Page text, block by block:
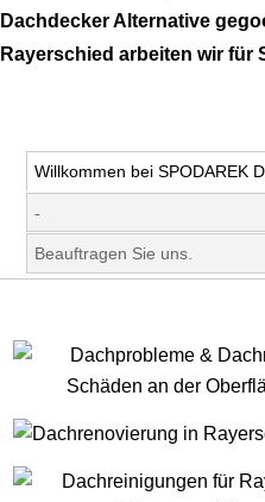
Dachdecker Alternative
Rayerschied arbeiten wir für
Willkommen bei SPODAREK
-
Beauftragen Sie uns.